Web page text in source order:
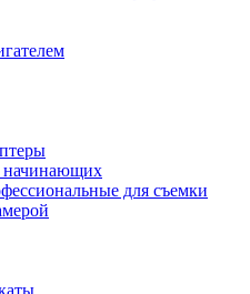
начинающих
для съемки